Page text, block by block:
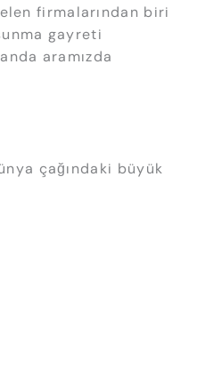
firmalarından biri
gayreti
aramızda
çağındaki büyük